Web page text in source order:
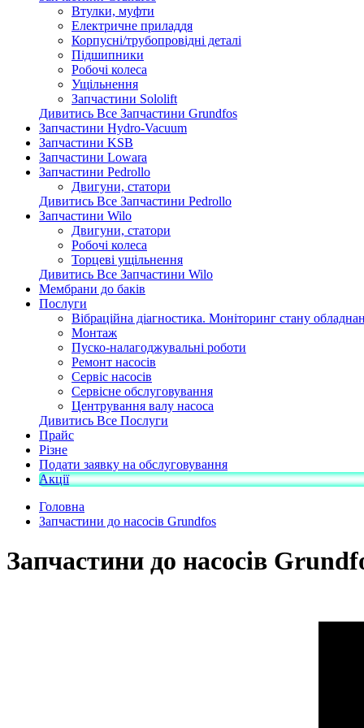
Втулки, муфти
Електричне приладдя
Корпусні/трубопровідні деталі
Підшипники
Робочі колеса
Ущільнення
Запчастини Sololift
Дивитись Все Запчастини Grundfos
Запчастини Hydro-Vacuum
Запчастини KSB
Запчастини Lowara
Запчастини Pedrollo
Двигуни, статори
Дивитись Все Запчастини Pedrollo
Запчастини Wilo
Двигуни, статори
Робочі колеса
Торцеві ущільнення
Дивитись Все Запчастини Wilo
Мембрани до баків
Послуги
Вібраційна діагностика. Моніторинг стану
Монтаж
Пуско-налагоджувальні роботи
Ремонт насосів
Сервіс насосів
Сервісне обслуговування
Центрування валу насоса
Дивитись Все Послуги
Прайс
Різне
Подати заявку на обслуговування
Акції
Головна
Запчастини до насосів Grundfos
Запчастини до насосів